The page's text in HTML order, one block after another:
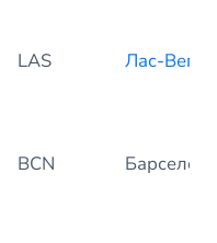
LAS Лас-Вегас
BCN Барселона